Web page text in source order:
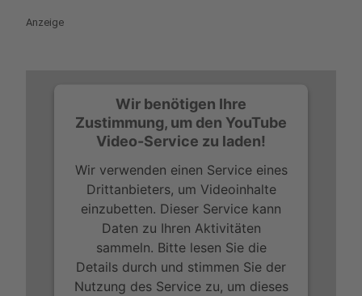
Anzeige
Wir benötigen Ihre
Zustimmung, um den YouTube
Video-Service zu laden!
Wir verwenden einen Service eines
Drittanbieters, um Videoinhalte
einzubetten. Dieser Service kann
Daten zu Ihren Aktivitäten
sammeln. Bitte lesen Sie die
Details durch und stimmen Sie der
Nutzung des Service zu, um dieses